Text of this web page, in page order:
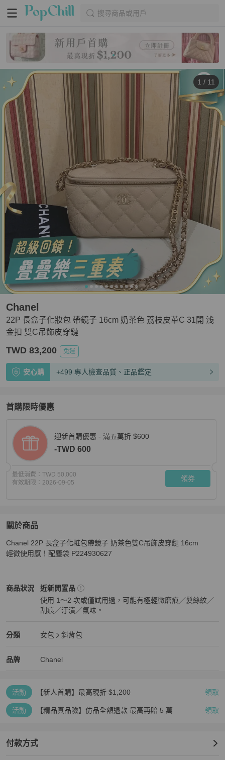
搜尋商品或用戶
1 / 11
22P 長盒子化妝包 帶鏡子 16cm 奶茶色 荔枝皮革C 31開 浅
金扣 雙C吊飾皮穿鏈
Chanel
TWD 83,200 免運
安心購 +499 專人檢查品質、正品鑑定
首購限時優惠
迎新首購優惠 - 滿五萬折 $600
-TWD 600
最低消費： TWD 50,000
有效期限： 2026-09-05 領券
關於商品
關於22P 長盒子化妝包 帶鏡子 16cm 奶茶色 荔枝皮革C 31開
Chanel 22P 長盒子化粧包帶鏡子 奶茶色雙C吊飾皮穿鏈 16cm
輕微使用感！配塵袋 P224930627
商品狀況
Chanel女包商品狀態與細節
近新閒置品
使用 1～2 次或僅試用過，可能有極輕微磨痕／髮絲紋／
刮痕／汙漬／氣味。
分類
Chanel 女包分類資訊
女包
斜背包
品牌
Chanel 精品女包品牌介紹
Chanel
Chanel 推薦清單
活動 【新人首購】最高現折 $1,200 領取
活動 【精品真品險】仿品全額退款 最高再賠 5 萬 領取
付款方式